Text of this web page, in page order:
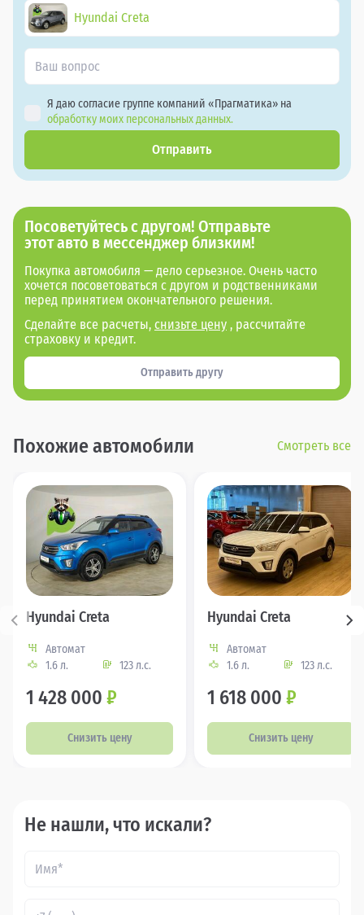
Hyundai Creta
Я даю согласие группе компаний «Прагматика» на
обработку моих персональных данных.
Отправить
Посоветуйтесь с другом! Отправьте
этот авто в мессенджер близким!
Покупка автомобиля — дело серьезное. Очень часто
хочется посоветоваться с другом и родственниками
перед принятием окончательного решения.
Сделайте все расчеты, снизьте цену , рассчитайте
страховку и кредит.
Отправить другу
Похожие автомобили Смотреть все
Hyundai Creta
Автомат
1.6 л.
123 л.с.
1 428 000 ₽
Снизить цену
Hyundai Creta
Автомат
1.6 л.
123 л.с.
1 618 000 ₽
Снизить цену
Не нашли, что искали?